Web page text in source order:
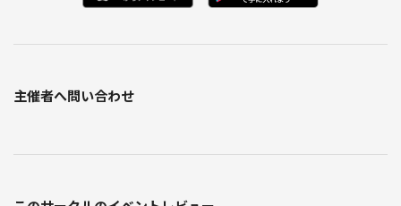
加速させることを目的とした会です。ネット上で薄く広がる関係ではな
当会に参加することですぐ「つながり」が始まります。効率的に出会
◆持ち物
主催者へ問い合わせ